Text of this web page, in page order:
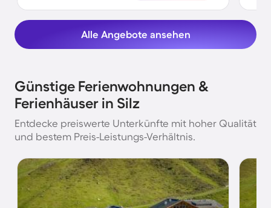
Alle Angebote ansehen
Günstige Ferienwohnungen &
Ferienhäuser in Silz
Entdecke preiswerte Unterkünfte mit hoher Qualität
und bestem Preis-Leistungs-Verhältnis.